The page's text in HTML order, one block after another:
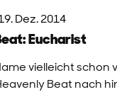
Dez. 2014
Eucharist
vielleicht schon
Beat nach